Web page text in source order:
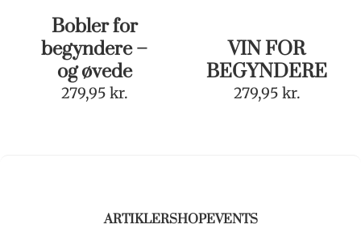
Bobler for
begyndere –
og øvede
279,95 kr.
VIN FOR
BEGYNDERE
279,95 kr.
ARTIKLERSHOPEVENTS